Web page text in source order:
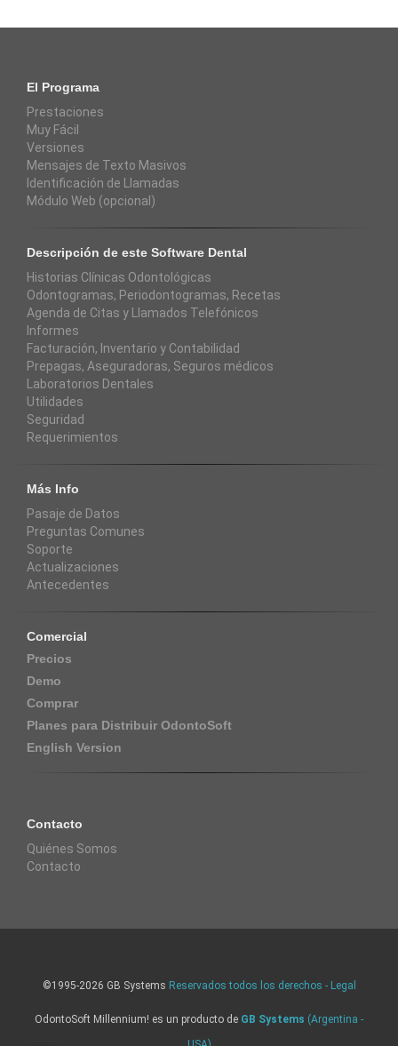
El Programa
Prestaciones
Muy Fácil
Versiones
Mensajes de Texto Masivos
Identificación de Llamadas
Módulo Web (opcional)
Descripción de este Software Dental
Historias Clínicas Odontológicas
Odontogramas, Periodontogramas, Recetas
Agenda de Citas y Llamados Telefónicos
Informes
Facturación, Inventario y Contabilidad
Prepagas, Aseguradoras, Seguros médicos
Laboratorios Dentales
Utilidades
Seguridad
Requerimientos
Más Info
Pasaje de Datos
Preguntas Comunes
Soporte
Actualizaciones
Antecedentes
Comercial
Precios
Demo
Comprar
Planes para Distribuir OdontoSoft
English Version
Contacto
Quiénes Somos
Contacto
©1995-2026 GB Systems Reservados todos los derechos - Legal
OdontoSoft Millennium! es un producto de GB Systems (Argentina -